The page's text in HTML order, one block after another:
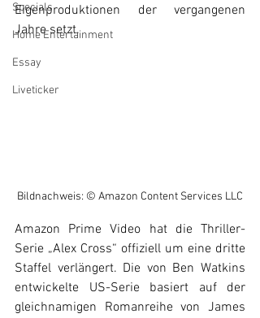
Specials
Home Entertainment
Essay
Liveticker
Eigenproduktionen der vergangenen
Jahre setzt.
Bildnachweis: © Amazon Content Services LLC
Amazon Prime Video hat die Thriller-
Serie „Alex Cross“ offiziell um eine dritte
Staffel verlängert. Die von Ben Watkins
entwickelte US-Serie basiert auf der
gleichnamigen Romanreihe von James